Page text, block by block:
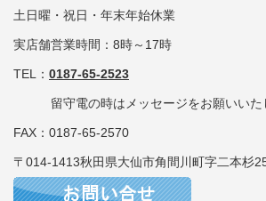
土日曜・祝日・年末年始休業
実店舗営業時間：8時～17時
TEL： 0187-65-2523
留守電の時はメッセージをお願いいた
FAX：0187-65-2570
〒014-1413秋田県大仙市角間川町字二本杉